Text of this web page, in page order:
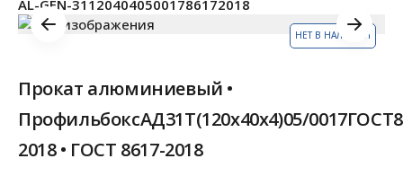
НЕТ В НАЛИЧИИ
AL-GEN-3112040405001786172018
Прокат алюминиевый •
ПрофильбоксАД31Т(120х40х4)05/
2018 • ГОСТ 8617-2018